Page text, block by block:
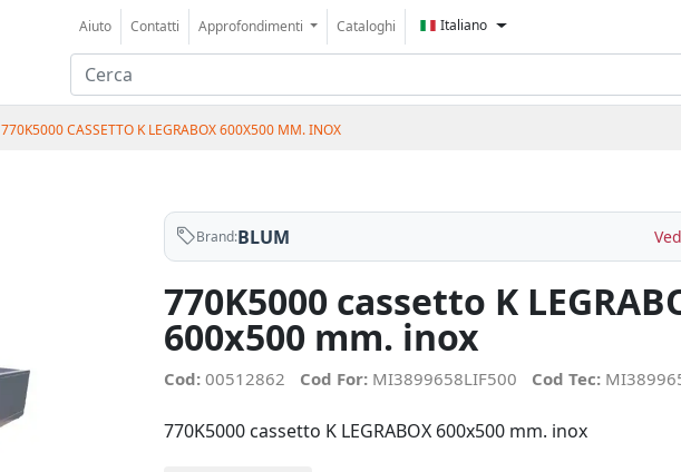
Aiuto Contatti Approfondimenti Cataloghi Italiano
770K5000 CASSETTO K LEGRABOX 600X500 MM. INOX
Brand:BLUM
770K5000 cassetto K
600x500 mm. inox
Cod: 00512862 Cod For: MI3899658LIF500 Cod Tec:
770K5000 cassetto K LEGRABOX 600x500 mm. inox